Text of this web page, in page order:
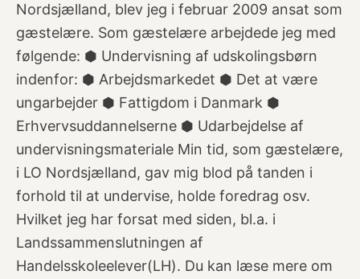
Nordsjælland, blev jeg i februar 2009 ansat som
gæstelære. Som gæstelære arbejdede jeg med
følgende: ⬢ Undervisning af udskolingsbørn
indenfor: ⬢ Arbejdsmarkedet ⬢ Det at være
ungarbejder ⬢ Fattigdom i Danmark ⬢
Erhvervsuddannelserne ⬢ Udarbejdelse af
undervisningsmateriale Min tid, som gæstelære,
i LO Nordsjælland, gav mig blod på tanden i
forhold til at undervise, holde foredrag osv.
Hvilket jeg har forsat med siden, bl.a. i
Landssammenslutningen af
Handelsskoleelever(LH). Du kan læse mere om